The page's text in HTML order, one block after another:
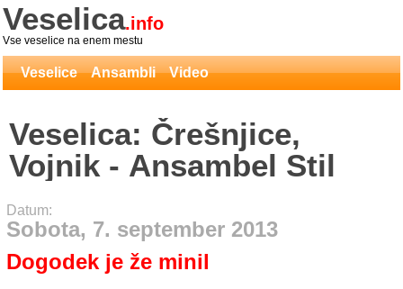
Veselica.info
Vse veselice na enem mestu
Veselice Ansambli Video
Veselica: Črešnjice,
Vojnik - Ansambel Stil
Datum:
Sobota, 7. september 2013
Dogodek je že minil